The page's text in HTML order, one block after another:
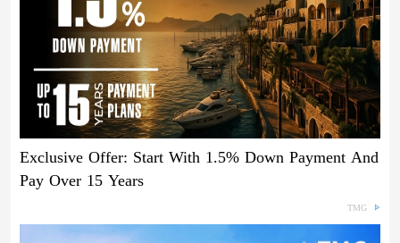
Exclusive Offer: Start With 1.5% Down Payment And
Pay Over 15 Years
TMG